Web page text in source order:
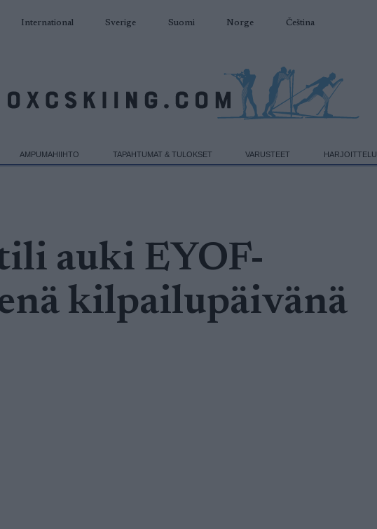
International Sverige Suomi Norge Čeština
AMPUMAHIIHTO TAPAHTUMAT & TULOKSET VARUSTEET HARJOITTELU
auki EYOF-
kilpailupäivänä